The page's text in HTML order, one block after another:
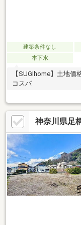
建築条件なし
本下水
【SUGIhome】土地
コスパ
神奈川県足